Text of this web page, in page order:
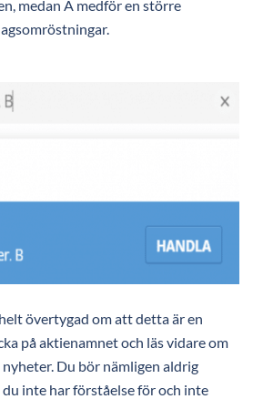
medan A medför en större
övertygad om att detta är en
på aktienamnet och läs vidare om
Du bör nämligen aldrig
inte har förståelse för och inte